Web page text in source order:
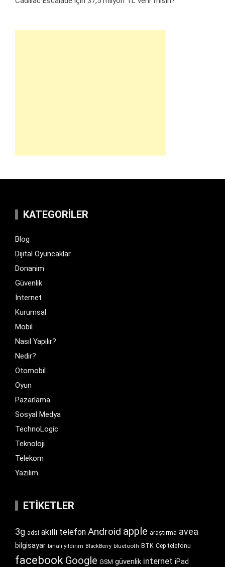
KATEGORILER
Blog
Dijital Oyuncaklar
Donanim
Güvenlik
İnternet
Kurumsal
Mobil
Nasıl Yapılır?
Nedir?
Otomobil
Oyun
Pazarlama
Sosyal Medya
TechnoLogic
Teknoloji
Telekom
Yazılım
ETIKETLER
3g adsl akıllı telefon Android apple araştırma avea
bilgisayar binali yıldırım BlackBerry bluetooth BTK Cep telefonu
facebook Google GSM güvenlik internet iPad